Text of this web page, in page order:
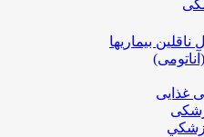
بیماریها
غذایی
پزشكي